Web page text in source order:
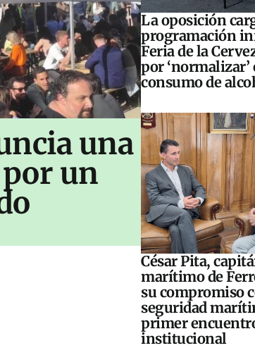
una
un
La oposición
programación
Feria de la
por ‘normalizar’
consumo de
César Pita,
marítimo de
su compromiso
seguridad
primer
institucional